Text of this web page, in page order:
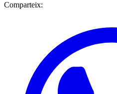
Comparteix: